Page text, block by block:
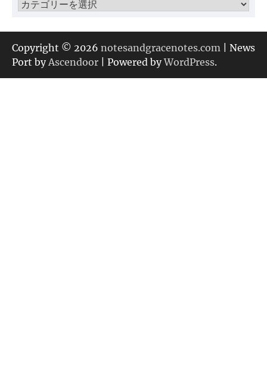
カ
ゴ
リ
ー
Copyright © 2026 notesandgracenotes.com | News
Port by Ascendoor | Powered byWordPress.